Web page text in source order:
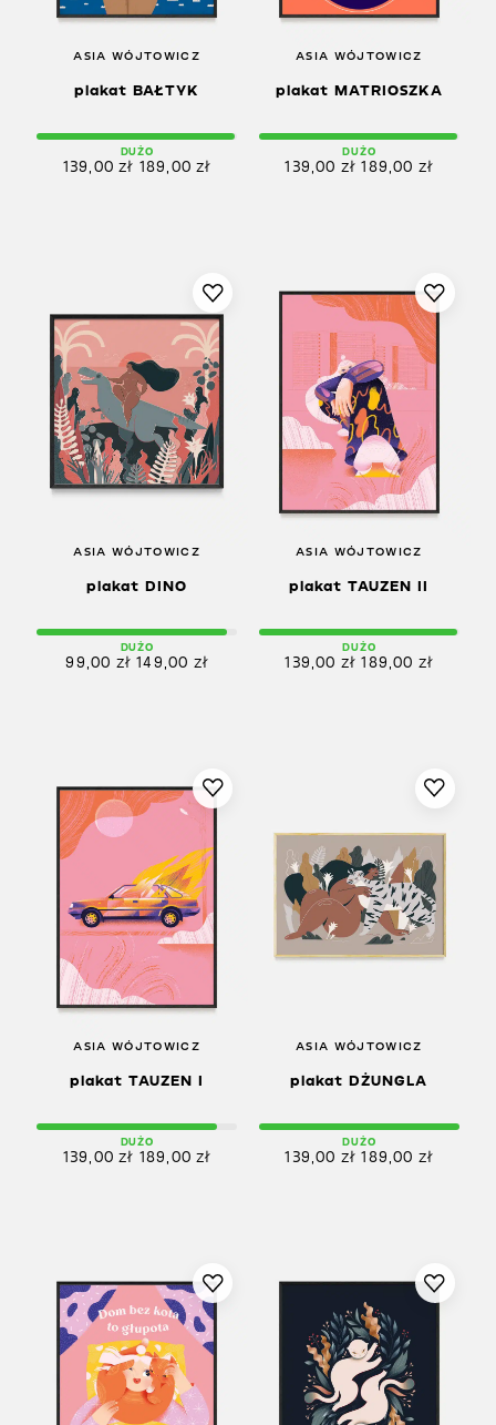
ASIA WÓJTOWICZ
plakat BAŁTYK
DUŻO
139,00zł 189,00zł
ASIA WÓJTOWICZ
plakat MATRIOSZKA
DUŻO
139,00 zł 189,00 zł
ASIA WÓJTOWICZ
plakat DINO
DUŻO
99,00 zł 149,00 zł
ASIA WÓJTOWICZ
plakat TAUZEN II
DUŻO
139,00 zł 189,00 zł
ASIA WÓJTOWICZ
plakat TAUZEN I
DUŻO
139,00zł 189,00zł
ASIA WÓJTOWICZ
plakat DŻUNGLA
DUŻO
139,00 zł 189,00 zł